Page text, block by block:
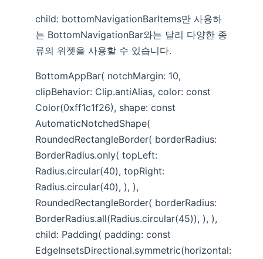
child: bottomNavigationBarItems만 사용하
는 BottomNavigationBar와는 달리 다양한 종
류의 위젯을 사용할 수 있습니다.
BottomAppBar( notchMargin: 10,
clipBehavior: Clip.antiAlias, color: const
Color(0xff1c1f26), shape: const
AutomaticNotchedShape(
RoundedRectangleBorder( borderRadius:
BorderRadius.only( topLeft:
Radius.circular(40), topRight:
Radius.circular(40), ), ),
RoundedRectangleBorder( borderRadius:
BorderRadius.all(Radius.circular(45)), ), ),
child: Padding( padding: const
EdgeInsetsDirectional.symmetric(horizontal: